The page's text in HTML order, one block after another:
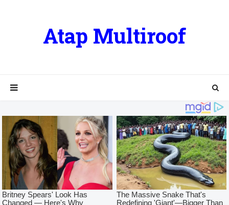
Atap Multiroof